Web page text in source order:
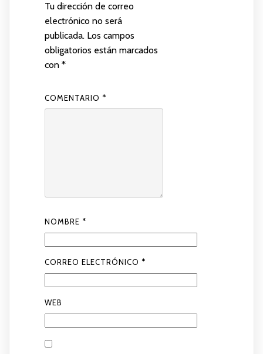
Tu dirección de correo
electrónico no será
publicada. Los campos
obligatorios están marcados
con *
COMENTARIO *
NOMBRE *
CORREO ELECTRÓNICO *
WEB